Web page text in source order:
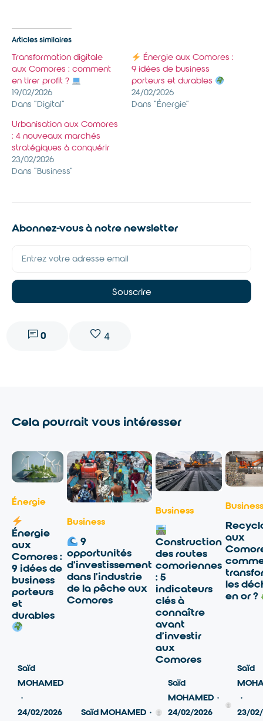
Abonnez-vous à notre newsletter
Souscrire
Articles similaires
Transformation digitale
aux Comores : comment
en tirer profit ?
19/02/2026
Dans "Digital"
Énergie aux Comores :
9 idées de business
porteurs et durables
24/02/2026
Dans "Énergie"
Urbanisation aux Comores
: 4 nouveaux marchés
stratégiques à conquérir
23/02/2026
Dans "Business"
0 4
Cela pourrait vous intéresser
Énergie
Énergie
aux
Comores :
9 idées de
business
porteurs
et
durables
Saïd
MOHAMED
·
24/02/2026
Business
9
opportunités
d’investissement
dans l’industrie
de la pêche aux
Comores
Saïd MOHAMED ·
Business
Construction
des routes
comoriennes
: 5
indicateurs
clés à
connaître
avant
d’investir
aux
Comores
Saïd
MOHAMED ·
24/02/2026
Business
aux
les
en or ?
Saïd
·
23/